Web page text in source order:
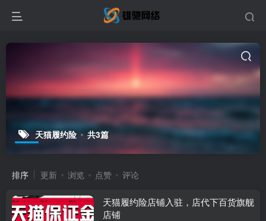
天猫履约险 共3篇
排序 更新 浏览 点赞 评论
天猫履约险店铺入驻，店代下百货旗舰
店铺